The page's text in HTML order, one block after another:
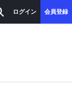
ログイン 会員登録